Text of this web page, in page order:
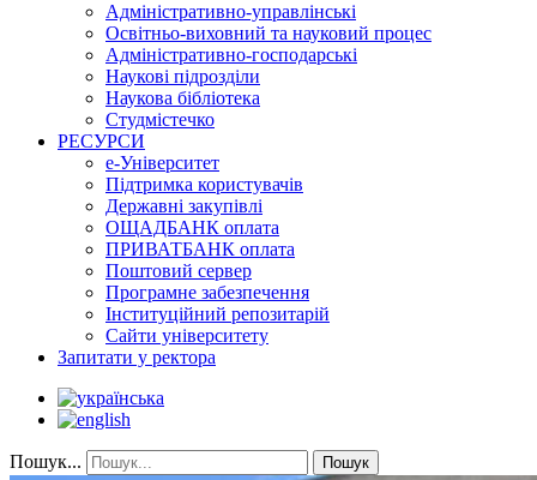
Адміністративно-управлінські
Освітньо-виховний та науковий процес
Адміністративно-господарські
Наукові підрозділи
Наукова бібліотека
Студмістечко
РЕСУРСИ
е-Університет
Підтримка користувачів
Державні закупівлі
ОЩАДБАНК оплата
ПРИВАТБАНК оплата
Поштовий сервер
Програмне забезпечення
Інституційний репозитарій
Сайти університету
Запитати у ректора
Пошук... Пошук